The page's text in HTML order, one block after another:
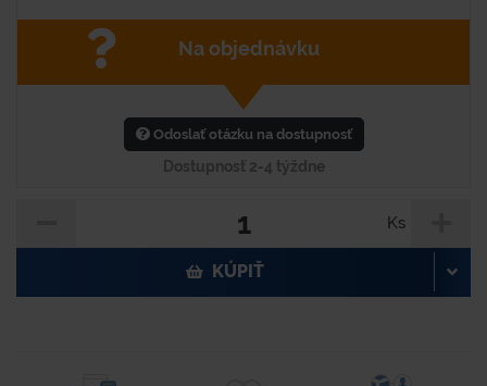
Na objednávku
Odoslať otázku na dostupnosť
Dostupnosť 2-4 týždne
Ks
KÚPIŤ